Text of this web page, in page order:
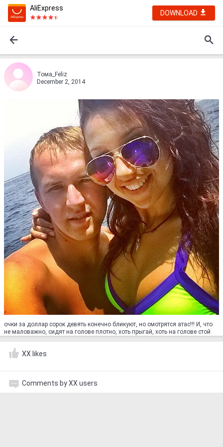
AliExpress
DOWNLOAD
Тома_Feliz
December 2, 2014
очки за доллар сорок девять конечно бликуют, но смотрятся атас!!! И, что
не маловажно, сидят на голове плотно, хоть прыгай, хоть на голове стой
XX likes
Comments by XX users